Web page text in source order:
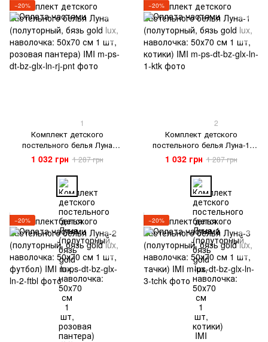
−20%
1
Комплект детского
постельного белья Луна
(полуторный, бязь gold lux,
наволочка: 50х70 см 1 шт,
розовая пантера) IMI
1 032 грн 1 287 грн
−20%
2
Комплект детского
постельного белья Луна-1
(полуторный, бязь gold lux,
наволочка: 50х70 см 1 шт,
котики) IMI
1 032 грн 1 287 грн
−20% −20%